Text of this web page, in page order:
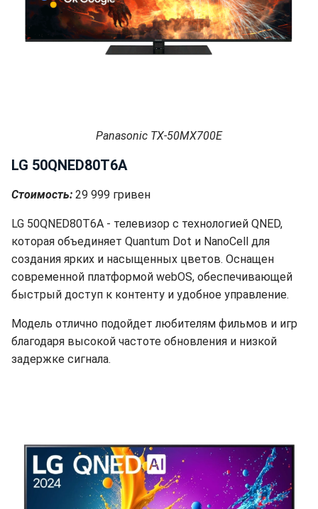
Panasonic TX-50MX700E
LG 50QNED80T6A
Стоимость: 29 999 гривен
LG 50QNED80T6A - телевизор с технологией QNED,
которая объединяет Quantum Dot и NanoCell для
создания ярких и насыщенных цветов. Оснащен
современной платформой webOS, обеспечивающей
быстрый доступ к контенту и удобное управление.
Модель отлично подойдет любителям фильмов и игр
благодаря высокой частоте обновления и низкой
задержке сигнала.